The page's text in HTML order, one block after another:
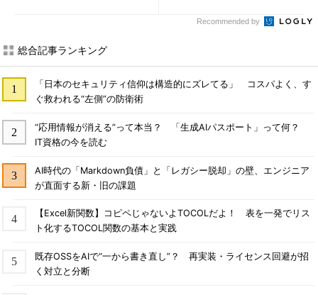
Recommended by
総合記事ランキング
「日本のセキュリティ信仰は構造的にズレてる」 コスパよく、す
ぐ救われる“左側”の防衛術
“応用情報が消える”って本当？ 「生成AIパスポート」って何？
IT資格の今を読む
AI時代の「Markdown負債」と「レガシー脱却」の壁、エンジニア
が直面する新・旧の課題
【Excel新関数】コピペじゃないよTOCOLだよ！ 表を一発でリス
ト化するTOCOL関数の基本と実践
既存OSSをAIで“一から書き直し”？ 再実装・ライセンス回避が招
く対立と分断